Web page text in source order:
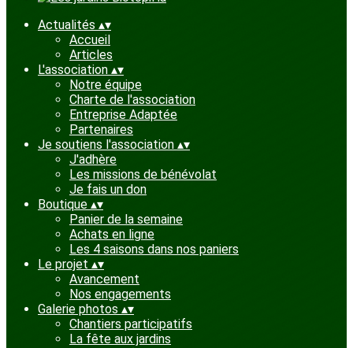
Actualités ▴▾
Accueil
Articles
L'association ▴▾
Notre équipe
Charte de l'association
Entreprise Adaptée
Partenaires
Je soutiens l'association ▴▾
J'adhère
Les missions de bénévolat
Je fais un don
Boutique ▴▾
Panier de la semaine
Achats en ligne
Les 4 saisons dans nos paniers
Le projet ▴▾
Avancement
Nos engagements
Galerie photos ▴▾
Chantiers participatifs
La fête aux jardins